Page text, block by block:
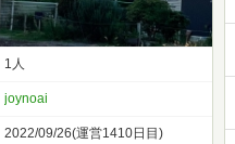
1人
joynoai
2022/09/26(運営1410日目)